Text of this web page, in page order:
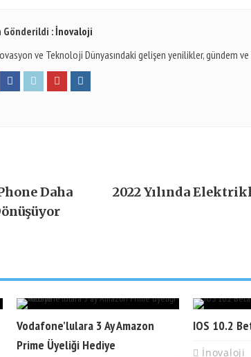
Gönderildi :İnovaloji
ve Teknoloji Dünyasındaki gelişen yenilikler, gündem
Daha
2022 Yılında
Vodafone’lulara 3 Ay Amazon
Prime Üyeliği Hediye
IOS 10.2
İnovaloji